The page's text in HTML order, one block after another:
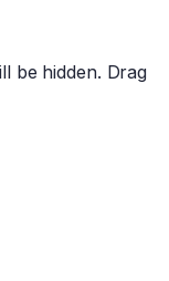
be hidden. Drag